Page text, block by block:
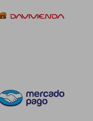
55%
dcto.